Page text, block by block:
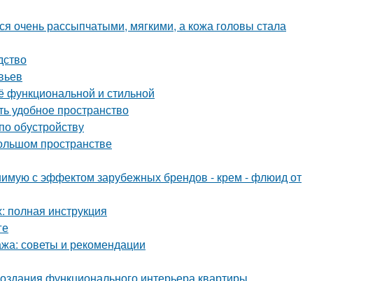
очень рассыпчатыми, мягкими, а кожа головы стала
функциональной и стильной
удобное пространство
обустройству
пространстве
с эффектом зарубежных брендов - крем - флюид от
полная инструкция
советы и рекомендации